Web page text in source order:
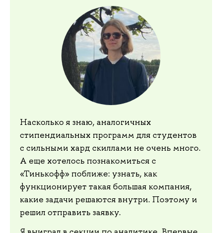
Насколько я знаю, аналогичных
стипендиальных программ для студентов
с сильными хард скиллами не очень много.
А еще хотелось познакомиться с
«Тинькофф» поближе: узнать, как
функционирует такая большая компания,
какие задачи решаются внутри. Поэтому и
решил отправить заявку.